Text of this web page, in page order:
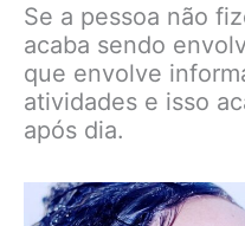
Se a pessoa não
acaba sendo
que envolve
atividades e isso
após dia.